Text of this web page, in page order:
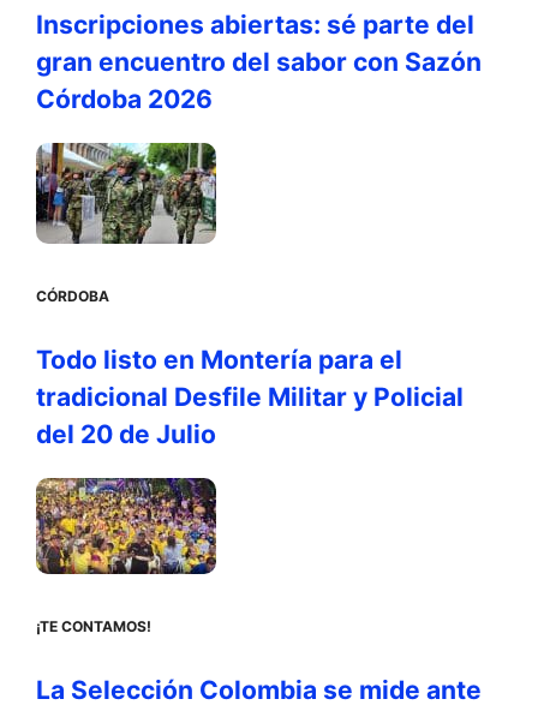
Inscripciones abiertas: sé parte del
gran encuentro del sabor con Sazón
Córdoba 2026
CÓRDOBA
Todo listo en Montería para el
tradicional Desfile Militar y Policial
del 20 de Julio
¡TE CONTAMOS!
La Selección Colombia se mide ante